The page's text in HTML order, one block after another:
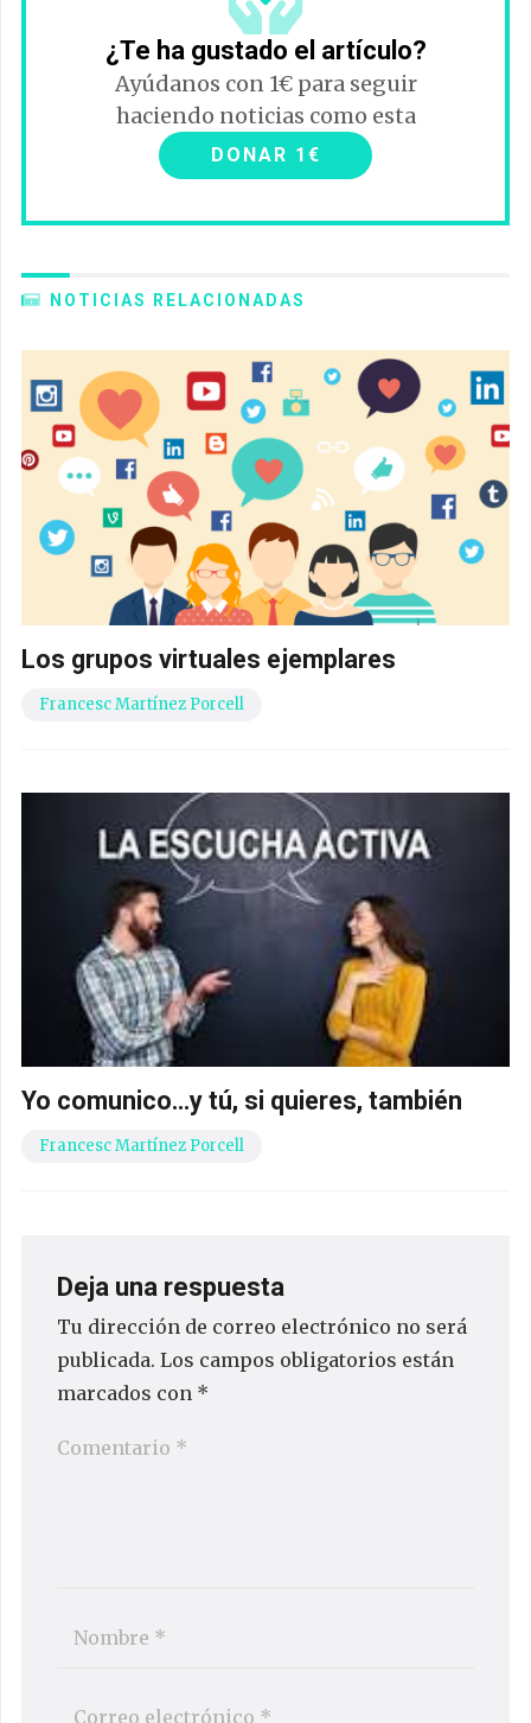
¿Te ha gustado el artículo?
Ayúdanos con 1€ para seguir
haciendo noticias como esta
DONAR 1€
NOTICIAS RELACIONADAS
Los grupos virtuales ejemplares
Francesc Martínez Porcell
Yo comunico…y tú, si quieres, también
Francesc Martínez Porcell
Deja una respuesta
Tu dirección de correo electrónico no será
publicada. Los campos obligatorios están
marcados con *